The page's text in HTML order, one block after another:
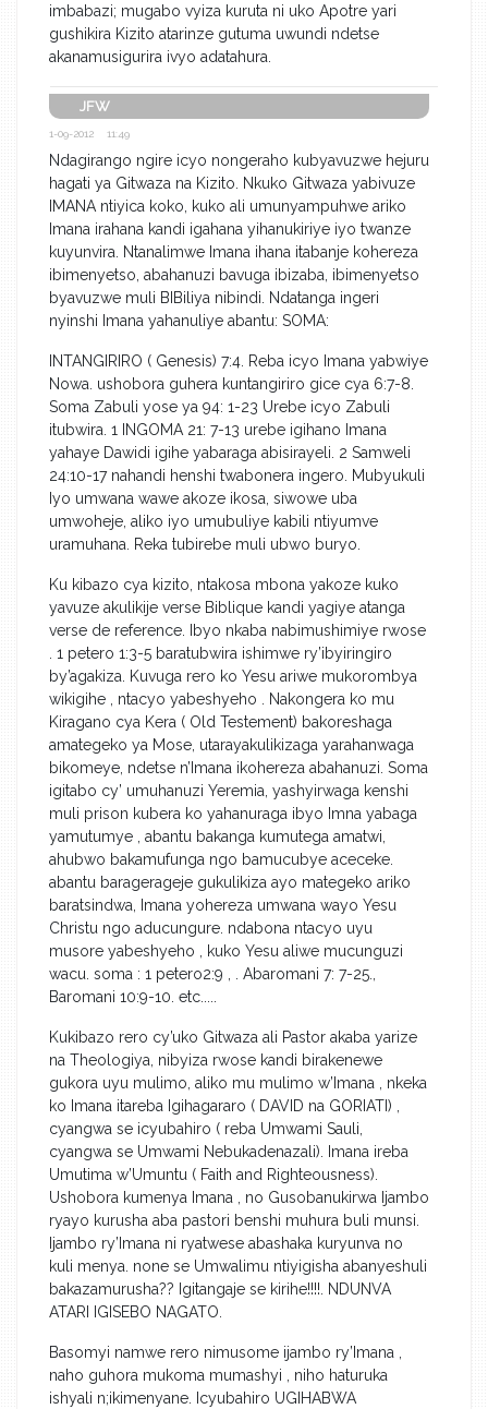
imbabazi; mugabo vyiza kuruta ni uko Apotre yari
gushikira Kizito atarinze gutuma uwundi ndetse
akanamusigurira ivyo adatahura.
JFW
1-09-2012 11:49
Ndagirango ngire icyo nongeraho kubyavuzwe hejuru
hagati ya Gitwaza na Kizito. Nkuko Gitwaza yabivuze
IMANA ntiyica koko, kuko ali umunyampuhwe ariko
Imana irahana kandi igahana yihanukiriye iyo twanze
kuyunvira. Ntanalimwe Imana ihana itabanje kohereza
ibimenyetso, abahanuzi bavuga ibizaba, ibimenyetso
byavuzwe muli BIBiliya nibindi. Ndatanga ingeri
nyinshi Imana yahanuliye abantu: SOMA:
INTANGIRIRO ( Genesis) 7:4. Reba icyo Imana yabwiye
Nowa. ushobora guhera kuntangiriro gice cya 6:7-8.
Soma Zabuli yose ya 94: 1-23 Urebe icyo Zabuli
itubwira. 1 INGOMA 21: 7-13 urebe igihano Imana
yahaye Dawidi igihe yabaraga abisirayeli. 2 Samweli
24:10-17 nahandi henshi twabonera ingero. Mubyukuli
Iyo umwana wawe akoze ikosa, siwowe uba
umwoheje, aliko iyo umubuliye kabili ntiyumve
uramuhana. Reka tubirebe muli ubwo buryo.
Ku kibazo cya kizito, ntakosa mbona yakoze kuko
yavuze akulikije verse Biblique kandi yagiye atanga
verse de reference. Ibyo nkaba nabimushimiye rwose
. 1 petero 1:3-5 baratubwira ishimwe ry’ibyiringiro
by’agakiza. Kuvuga rero ko Yesu ariwe mukorombya
wikigihe , ntacyo yabeshyeho . Nakongera ko mu
Kiragano cya Kera ( Old Testement) bakoreshaga
amategeko ya Mose, utarayakulikizaga yarahanwaga
bikomeye, ndetse n’Imana ikohereza abahanuzi. Soma
igitabo cy’ umuhanuzi Yeremia, yashyirwaga kenshi
muli prison kubera ko yahanuraga ibyo Imna yabaga
yamutumye , abantu bakanga kumutega amatwi,
ahubwo bakamufunga ngo bamucubye aceceke.
abantu baragerageje gukulikiza ayo mategeko ariko
baratsindwa, Imana yohereza umwana wayo Yesu
Christu ngo aducungure. ndabona ntacyo uyu
musore yabeshyeho , kuko Yesu aliwe mucunguzi
wacu. soma : 1 petero2:9 , . Abaromani 7: 7-25.,
Baromani 10:9-10. etc.....
Kukibazo rero cy’uko Gitwaza ali Pastor akaba yarize
na Theologiya, nibyiza rwose kandi birakenewe
gukora uyu mulimo, aliko mu mulimo w’Imana , nkeka
ko Imana itareba Igihagararo ( DAVID na GORIATI) ,
cyangwa se icyubahiro ( reba Umwami Sauli,
cyangwa se Umwami Nebukadenazali). Imana ireba
Umutima w’Umuntu ( Faith and Righteousness).
Ushobora kumenya Imana , no Gusobanukirwa Ijambo
ryayo kurusha aba pastori benshi muhura buli munsi.
Ijambo ry’Imana ni ryatwese abashaka kuryunva no
kuli menya. none se Umwalimu ntiyigisha abanyeshuli
bakazamurusha?? Igitangaje se kirihe!!!!. NDUNVA
ATARI IGISEBO NAGATO.
Basomyi namwe rero nimusome ijambo ry’Imana ,
naho guhora mukoma mumashyi , niho haturuka
ishyali n;ikimenyane. Icyubahiro UGIHABWA